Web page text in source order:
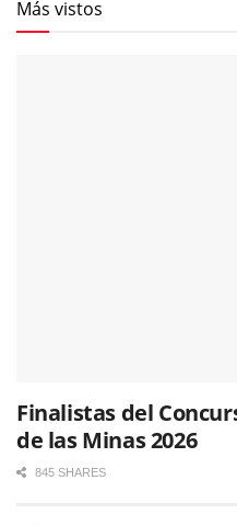
Más vistos
Finalistas del
de las Minas 2026
845 SHARES